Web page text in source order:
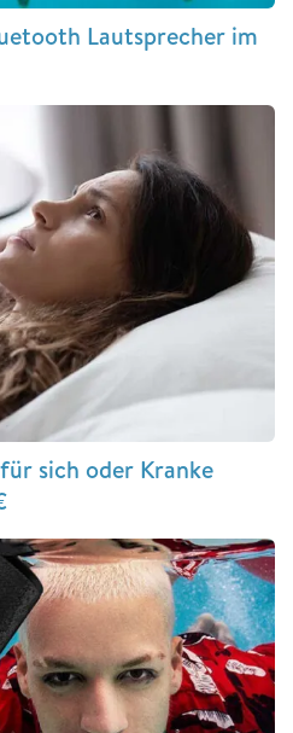
Lautsprecher im
sich oder Kranke